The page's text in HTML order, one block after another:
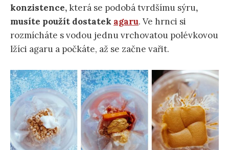
konzistence,která se podobá tvrdšímu sýru,
musíte použít dostatek agaru. Ve hrnci si
rozmícháte s vodou jednu vrchovatou polévkovou
lžíci agaru a počkáte, až se začne vařit.